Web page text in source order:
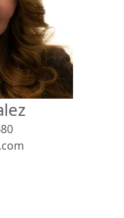
Precio Primero